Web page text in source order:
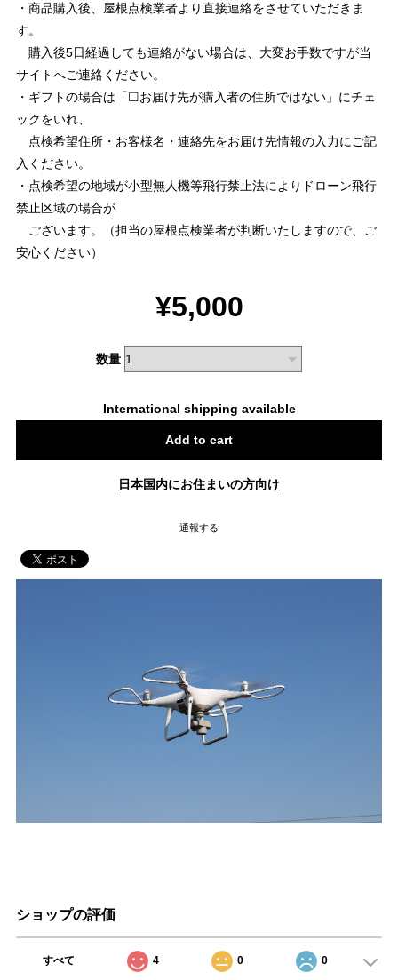
・商品購入後、屋根点検業者より直接連絡をさせていただきま
す。
購入後5日経過しても連絡がない場合は、大変お手数ですが当
サイトへご連絡ください。
・ギフトの場合は「☐お届け先が購入者の住所ではない」にチェ
ックをいれ、
点検希望住所・お客様名・連絡先をお届け先情報の入力にご記
入ください。
・点検希望の地域が小型無人機等飛行禁止法によりドローン飛行
禁止区域の場合が
ございます。（担当の屋根点検業者が判断いたしますので、ご
安心ください）
¥5,000
数量
International shipping available
Add to cart
日本国内にお住まいの方向け
通報する
ショップの評価
すべて 4 0 0